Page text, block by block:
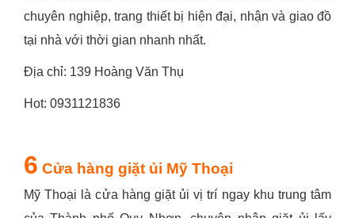
chuyên nghiệp, trang thiết bị hiện đại, nhận và giao đồ
tại nhà với thời gian nhanh nhất.
Địa chỉ: 139 Hoàng Văn Thụ
Hot: 0931121836
6 Cửa hàng giặt ủi Mỹ Thoại
Mỹ Thoại là cửa hàng giặt ủi vị trí ngay khu trung tâm